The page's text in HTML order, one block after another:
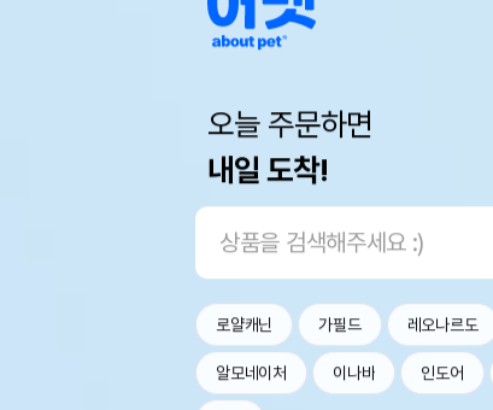
오늘 주문하면
내일 도착!
로얄캐닌 가필드 레오나르도
알모네이처 이나바 인도어